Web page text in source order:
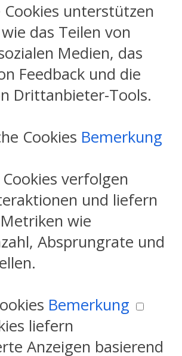
Cookies unterstützen
das Teilen von
Medien, das
Feedback und die
Drittanbieter-Tools.
Cookies Bemerkung
verfolgen
und liefern
wie
Absprungrate und
Bemerkung
liefern
Anzeigen basierend